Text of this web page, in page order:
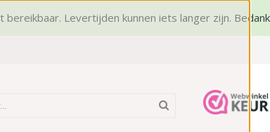
Levertijden kunnen iets langer zijn.